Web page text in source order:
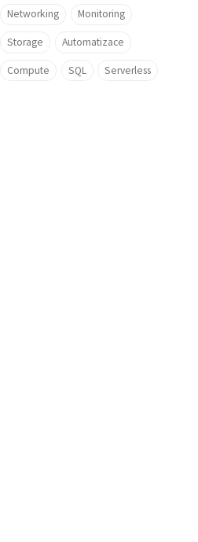
Networking Monitoring
Storage Automatizace
Compute SQL Serverless